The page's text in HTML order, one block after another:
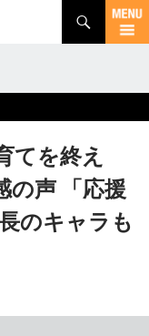
てを終え
の声 「応援
のキャラも